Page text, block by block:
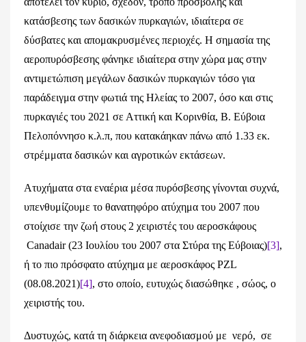
κατάσβεσης των δασικών πυρκαγιών, ιδιαίτερα σε
δύσβατες και απομακρυσμένες περιοχές. Η σημασία της
αεροπυρόσβεσης φάνηκε ιδιαίτερα στην χώρα μας στην
αντιμετώπιση μεγάλων δασικών πυρκαγιών τόσο για
παράδειγμα στην φωτιά της Ηλείας το 2007, όσο και στις
πυρκαγιές του 2021 σε Αττική και Κορινθία, Β. Εύβοια
Πελοπόννησο κ.λ.π, που κατακάηκαν πάνω από 1.33 εκ.
στρέμματα δασικών και αγροτικών εκτάσεων.
Ατυχήματα στα εναέρια μέσα πυρόσβεσης γίνονται συχνά,
υπενθυμίζουμε το θανατηφόρο ατύχημα του 2007 που
στοίχισε την ζωή στους 2 χειριστές του αεροσκάφους
Canadair (23 Ιουλίου του 2007 στα Στύρα της Εύβοιας)[3],
ή το πιο πρόσφατο ατύχημα με αεροσκάφος PZL
(08.08.2021)[4], στο οποίο, ευτυχώς διασώθηκε , σώος, ο
χειριστής του.
Δυστυχώς, κατά τη διάρκεια ανεφοδιασμού με νερό, σε